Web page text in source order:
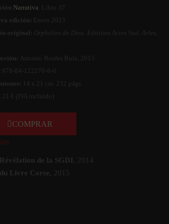
Narrativa . Libro 37
edición:
Enero 2023
original:
Orphelins de Dieu. Editions Actes Sud, Arles,
Antonio Roales Ruí­z, 2015
978-84-122276-8-0
14 x 21 cm. 232 págs.
21 € (IVA incluido)
COMPRAR
de la SGDI
, 2014
Livre Corse,
2015